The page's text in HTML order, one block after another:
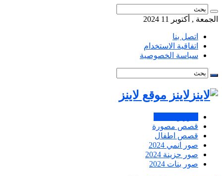
الجمعة , أكتوبر 11 2024
اتصل بنا
اتفاقية الاستخدام
سياسة الخصوصية
لاينز موقع لاينز
قصص مصورة
قصص اطفال
صور انمي 2024
صور حزينة 2024
صور بنات 2024